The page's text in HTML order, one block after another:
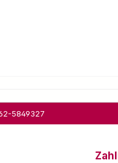
5849327